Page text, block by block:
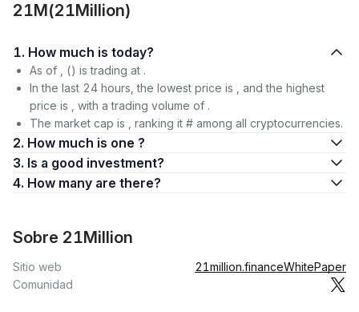
21M(21Million)
1. How much is today?
As of , () is trading at .
In the last 24 hours, the lowest price is , and the highest
price is , with a trading volume of .
The market cap is , ranking it # among all cryptocurrencies.
2. How much is one ?
3. Is a good investment?
4. How many are there?
Sobre 21Million
Sitio web 21million.financeWhitePaper
Comunidad